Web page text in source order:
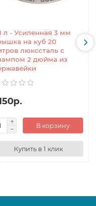
л - Усиленная 3 мм
на куб 20
люкссталь с
2 дюйма из
В корзину
Купить в 1 клик